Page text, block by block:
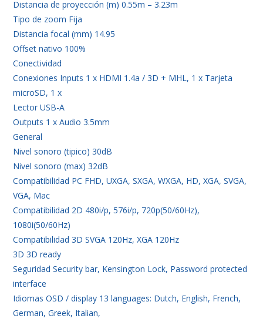
Distancia de proyección (m) 0.55m – 3.23m
Tipo de zoom Fija
Distancia focal (mm) 14.95
Offset nativo 100%
Conectividad
Conexiones Inputs 1 x HDMI 1.4a / 3D + MHL, 1 x Tarjeta
microSD, 1 x
Lector USB-A
Outputs 1 x Audio 3.5mm
General
Nivel sonoro (tipico) 30dB
Nivel sonoro (max) 32dB
Compatibilidad PC FHD, UXGA, SXGA, WXGA, HD, XGA, SVGA,
VGA, Mac
Compatibilidad 2D 480i/p, 576i/p, 720p(50/60Hz),
1080i(50/60Hz)
Compatibilidad 3D SVGA 120Hz, XGA 120Hz
3D 3D ready
Seguridad Security bar, Kensington Lock, Password protected
interface
Idiomas OSD / display 13 languages: Dutch, English, French,
German, Greek, Italian,